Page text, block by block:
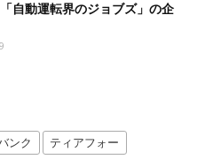
自動運転界のジョブズ」の企
ンク ティアフォー